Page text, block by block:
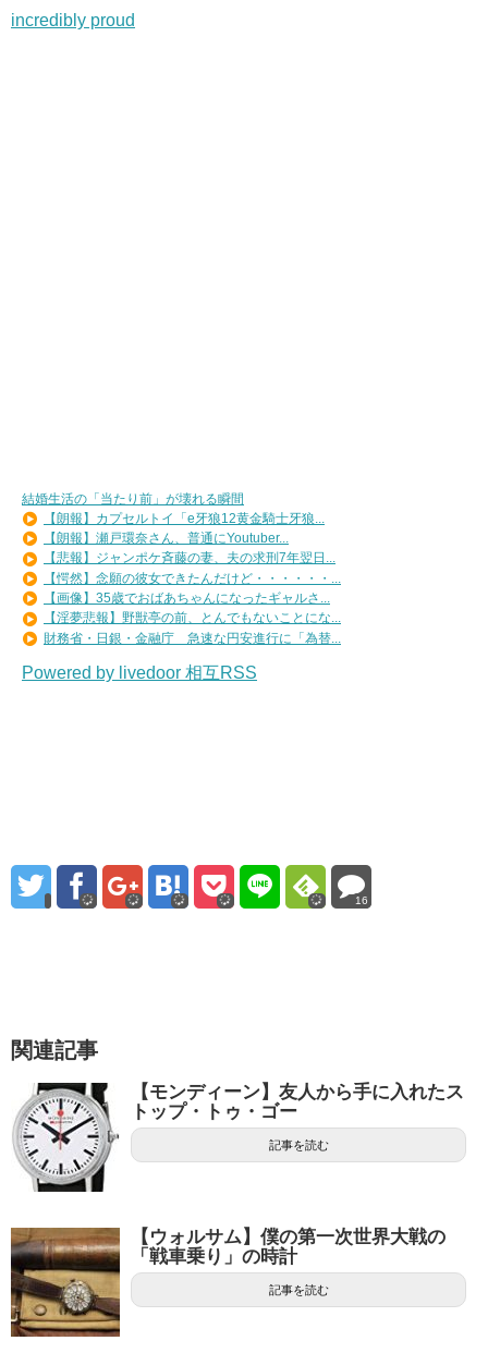
incredibly proud
結婚生活の「当たり前」が壊れる瞬間
【朗報】カプセルトイ「e牙狼12黄金騎士牙狼...
【朗報】瀬戸環奈さん、普通にYoutuber...
【悲報】ジャンポケ斉藤の妻、夫の求刑7年翌日...
【愕然】念願の彼女できたんだけど・・・・・・...
【画像】35歳でおばあちゃんになったギャルさ...
【淫夢悲報】野獣亭の前、とんでもないことにな...
財務省・日銀・金融庁 急速な円安進行に「為替...
Powered by livedoor 相互RSS
16
関連記事
【モンディーン】友人から手に入れたス
トップ・トゥ・ゴー
記事を読む
【ウォルサム】僕の第一次世界大戦の
「戦車乗り」の時計
記事を読む